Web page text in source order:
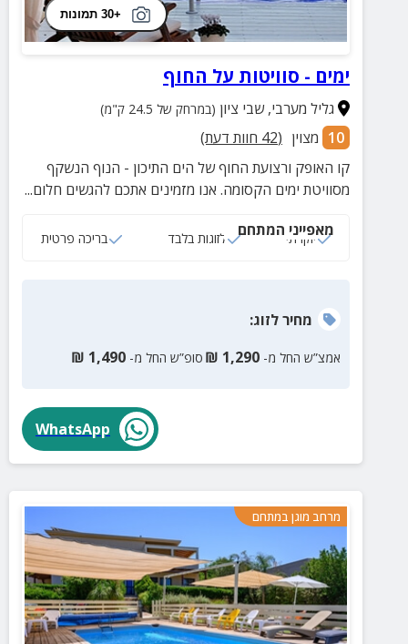
+30 תמונות
ימים - סוויטות על החוף
גליל מערבי,שבי ציון (במרחק של 24.5 ק"מ)
10 מצוין (
42 חוות דעת)
קו האופק ורצועת החוף של הים התיכון - הנוף הנשקף
מסוויטת ימים הקסומה. אנו מזמינים אתכם להגשים חלום...
מאפייני המתחם
יוקרתי לזוגות בלבד בריכה פרטית
מחירלזוג:
אמצ”ש החל מ- 1,290
₪ סופ”ש החל מ- 1,490
₪
WhatsApp
מרחב מוגן במתחם